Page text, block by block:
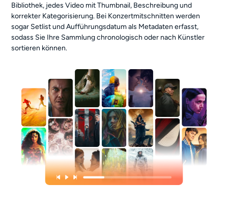
Bibliothek, jedes Video mit Thumbnail, Beschreibung und
korrekter Kategorisierung. Bei Konzertmitschnitten werden
sogar Setlist und Aufführungsdatum als Metadaten erfasst,
sodass Sie Ihre Sammlung chronologisch oder nach Künstler
sortieren können.